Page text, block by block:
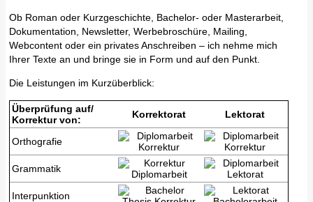
Ob Roman oder Kurzgeschichte, Bachelor- oder Masterarbeit,
Dokumentation, Newsletter, Werbebroschüre, Mailing,
Webcontent oder ein privates Anschreiben – ich nehme mich
Ihrer Texte an und bringe sie in Form und auf den Punkt.
Die Leistungen im Kurzüberblick:
Überprüfung auf/
Korrektur von:
Korrektorat Lektorat
Orthografie
Grammatik
Interpunktion